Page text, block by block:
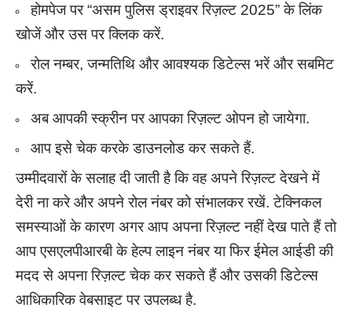
होमपेज पर “असम पुलिस ड्राइवर रिज़ल्ट 2025” के लिंक
खोजें और उस पर क्लिक करें.
रोल नम्बर, जन्मतिथि और आवश्यक डिटेल्स भरें और सबमिट
करें.
अब आपकी स्क्रीन पर आपका रिज़ल्ट ओपन हो जायेगा.
आप इसे चेक करके डाउनलोड कर सकते हैं.
उम्मीदवारों के सलाह दी जाती है कि वह अपने रिज़ल्ट देखने में
देरी ना करे और अपने रोल नंबर को संभालकर रखें. टेक्निकल
समस्याओं के कारण अगर आप अपना रिज़ल्ट नहीं देख पाते हैं तो
आप एसएलपीआरबी के हेल्प लाइन नंबर या फिर ईमेल आईडी की
मदद से अपना रिज़ल्ट चेक कर सकते हैं और उसकी डिटेल्स
आधिकारिक वेबसाइट पर उपलब्ध है.